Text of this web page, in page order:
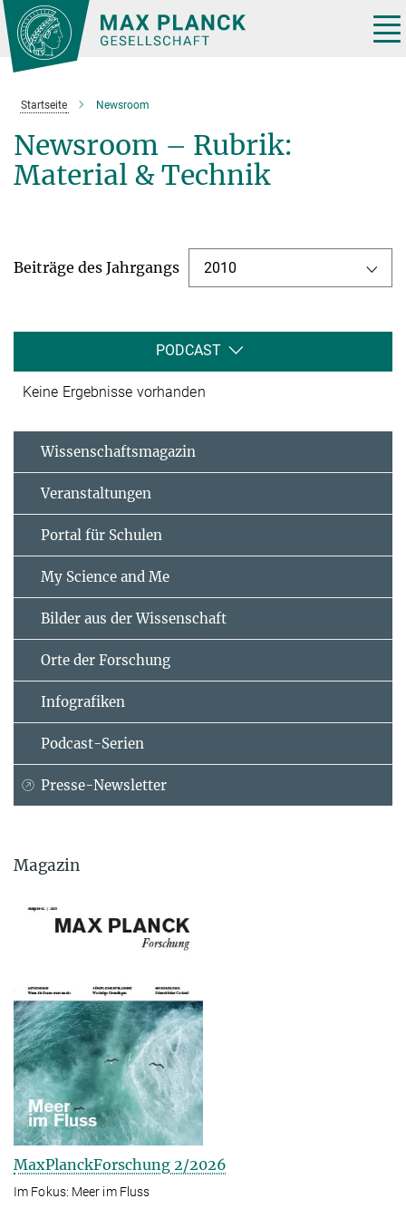
Hauptinhalt
Startseite Newsroom
Newsroom – Rubrik:
Material & Technik
Beiträge des Jahrgangs 2010
PODCAST
Keine Ergebnisse vorhanden
Wissenschaftsmagazin
Veranstaltungen
Portal für Schulen
My Science and Me
Bilder aus der Wissenschaft
Orte der Forschung
Infografiken
Podcast-Serien
Presse-Newsletter
Magazin
MaxPlanckForschung 2/2026
Im Fokus: Meer im Fluss